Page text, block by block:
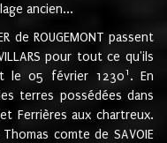
ancien...
de ROUGEMONT passent
pour tout ce qu'ils
le 05 février 12301 . En
terres possédées dans
Ferrières aux chartreux.
comte de SAVOIE